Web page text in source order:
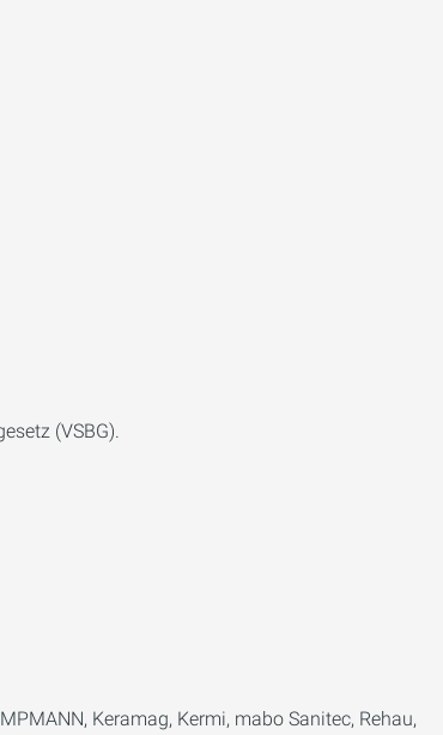
(VSBG).
Keramag, Kermi, mabo Sanitec, Rehau,